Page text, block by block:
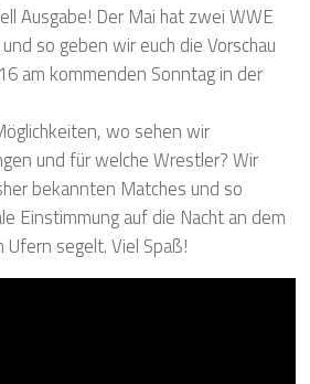
Ausgabe! Der Mai hat zwei WWE
so geben wir euch die Vorschau
am kommenden Sonntag in der
wo sehen wir
und für welche Wrestler? Wir
bekannten Matches und so
Einstimmung auf die Nacht an dem
segelt. Viel Spaß!